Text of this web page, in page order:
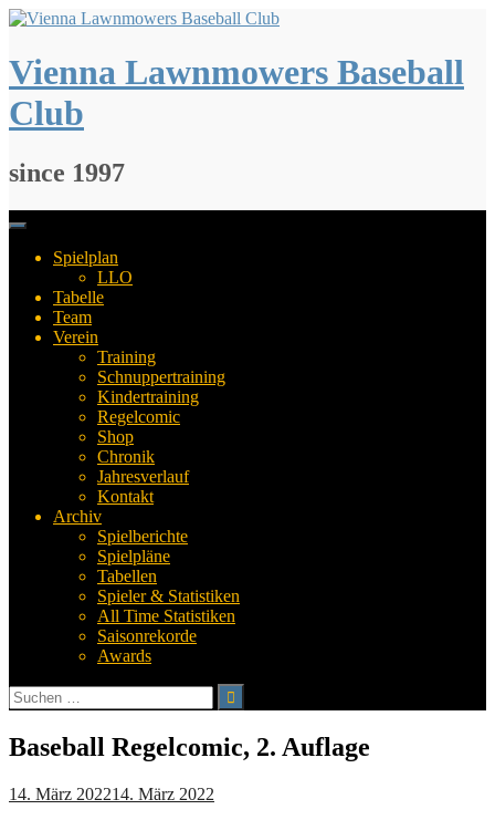
Springe
Inhalt
Vienna Lawnmowers Baseball
Club
since 1997
Spielplan
LLO
Tabelle
Team
Verein
Training
Schnuppertraining
Kindertraining
Regelcomic
Shop
Chronik
Jahresverlauf
Kontakt
Archiv
Spielberichte
Spielpläne
Tabellen
Spieler & Statistiken
All Time Statistiken
Saisonrekorde
Awards
Suchen
nach:
Baseball Regelcomic, 2. Auflage
14. März 202214. März 2022